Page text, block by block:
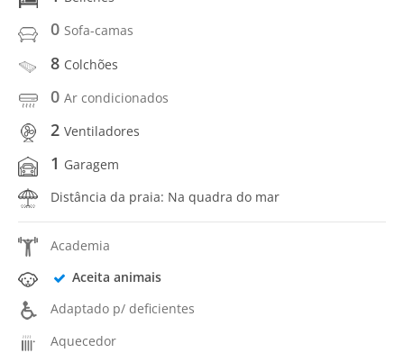
0 Sofa-camas
8 Colchões
0 Ar condicionados
2 Ventiladores
1 Garagem
Distância da praia: Na quadra do mar
Academia
Aceita animais
Adaptado p/ deficientes
Aquecedor